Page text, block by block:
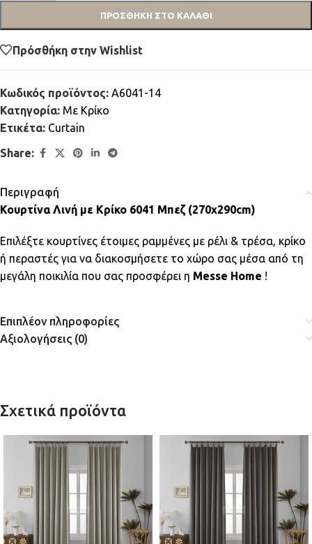
ΠΡΟΣΘΉΚΗ ΣΤΟ ΚΑΛΆΘΙ
Πρόσθήκη στην Wishlist
Κωδικός προϊόντος: A6041-14
Κατηγορία: Mε Κρίκο
Ετικέτα: Curtain
Share:
Περιγραφή
Κουρτίνα Λινή με Κρίκο 6041 Μπεζ (270x290cm)
Επιλέξτε κουρτίνες έτοιμες ραμμένες με ρέλι & τρέσα, κρίκο
ή περαστές για να διακοσμήσετε το χώρο σας μέσα από τη
μεγάλη ποικιλία που σας προσφέρει η Messe Home !
Επιπλέον πληροφορίες
Αξιολογήσεις (0)
Σχετικά προϊόντα